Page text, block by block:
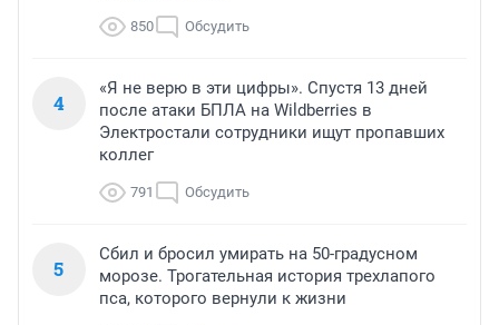
850 Обсудить
4
«Я не верю в эти цифры». Спустя 13 дней
после атаки БПЛА на Wildberries в
Электростали сотрудники ищут пропавших
коллег
791 Обсудить
5
Сбил и бросил умирать на 50-градусном
морозе. Трогательная история трехлапого
пса, которого вернули к жизни